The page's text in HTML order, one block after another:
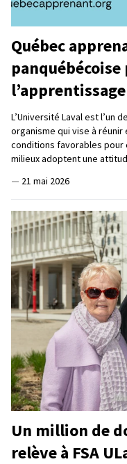
Québec
L’Université Laval est l’un
organisme qui vise à
conditions favorables pour
milieux adoptent une
— 21 mai 2026
Un million de
relève à FSA